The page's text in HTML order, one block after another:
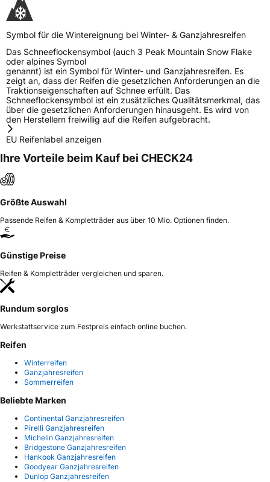
Symbol für die Wintereignung bei Winter- & Ganzjahresreifen
Das Schneeflockensymbol (auch 3 Peak Mountain Snow Flake
oder alpines Symbol
genannt) ist ein Symbol für Winter- und Ganzjahresreifen. Es
zeigt an, dass der Reifen die gesetzlichen Anforderungen an die
Traktionseigenschaften auf Schnee erfüllt. Das
Schneeflockensymbol ist ein zusätzliches Qualitätsmerkmal, das
über die gesetzlichen Anforderungen hinausgeht. Es wird von
den Herstellern freiwillig auf die Reifen aufgebracht.
EU Reifenlabel anzeigen
Ihre Vorteile beim Kauf bei CHECK24
Größte Auswahl
Passende Reifen & Kompletträder aus über 10 Mio. Optionen finden.
Günstige Preise
Reifen & Kompletträder vergleichen und sparen.
Rundum sorglos
Werkstattservice zum Festpreis einfach online buchen.
Reifen
Winterreifen
Ganzjahresreifen
Sommerreifen
Beliebte Marken
Continental Ganzjahresreifen
Pirelli Ganzjahresreifen
Michelin Ganzjahresreifen
Bridgestone Ganzjahresreifen
Hankook Ganzjahresreifen
Goodyear Ganzjahresreifen
Dunlop Ganzjahresreifen